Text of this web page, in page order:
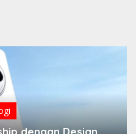
dengan Design